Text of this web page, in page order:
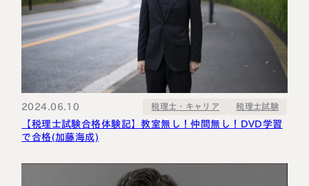
2024.06.10 税理士・キャリア 税理士試験
【税理士試験合格体験記】教室無し！仲間無し！DVD学習
で合格(加藤海成)